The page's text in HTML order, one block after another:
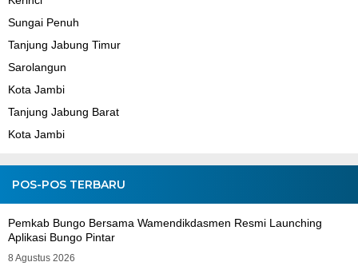
Sungai Penuh
Tanjung Jabung Timur
Sarolangun
Kota Jambi
Tanjung Jabung Barat
Kota Jambi
POS-POS TERBARU
Pemkab Bungo Bersama Wamendikdasmen Resmi Launching
Aplikasi Bungo Pintar
8 Agustus 2026